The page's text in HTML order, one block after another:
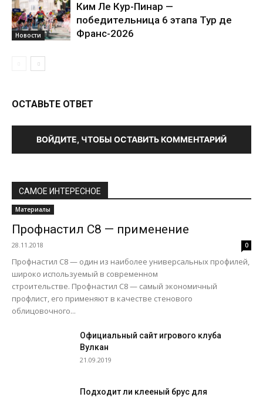
Новости
Ким Ле Кур-Пинар —
победительница 6 этапа Тур де
Франс-2026
ОСТАВЬТЕ ОТВЕТ
ВОЙДИТЕ, ЧТОБЫ ОСТАВИТЬ КОММЕНТАРИЙ
САМОЕ ИНТЕРЕСНОЕ
Материалы
Профнастил С8 — применение
28.11.2018 0
Профнастил С8 — один из наиболее универсальных профилей,
широко используемый в современном
строительстве. Профнастил С8 — самый экономичный
профлист, его применяют в качестве стенового
облицовочного...
Официальный сайт игрового клуба
Вулкан
21.09.2019
Подходит ли клееный брус для